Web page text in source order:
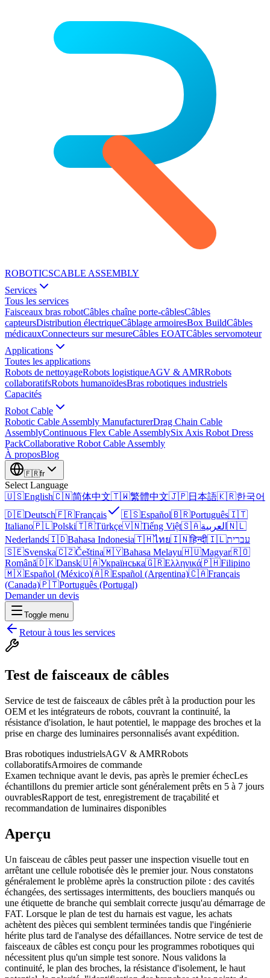
ROBOTICSCABLE ASSEMBLY
Services
Tous les services
Faisceaux bras robotCâbles chaîne porte-câblesCâbles
capteursDistribution électriqueCâblage armoiresBox BuildCâbles
médicauxConnecteurs sur mesureCâbles EOATCâbles servomoteur
Applications
Toutes les applications
Robots de nettoyageRobots logistiqueAGV & AMRRobots
collaboratifsRobots humanoïdesBras robotiques industriels
Capacités
Robot Cable
Robotic Cable Assembly ManufacturerDrag Chain Cable
AssemblyContinuous Flex Cable AssemblySix Axis Robot Dress
PackCollaborative Robot Cable Assembly
À proposBlog
🇫🇷fr
Select Language
🇺🇸English🇨🇳简体中文🇹🇼繁體中文🇯🇵日本語🇰🇷한국어
🇩🇪Deutsch🇫🇷Français 🇪🇸Español🇧🇷Português🇮🇹
Italiano🇵🇱Polski🇹🇷Türkçe🇻🇳Tiếng Việt🇸🇦العربية 🇳🇱
Nederlands🇮🇩Bahasa Indonesia🇹🇭ไทย🇮🇳हिन्दी🇮🇱עברית
🇸🇪Svenska🇨🇿Čeština🇲🇾Bahasa Melayu🇭🇺Magyar🇷🇴
Română🇩🇰Dansk🇺🇦Українська🇬🇷Ελληνικά🇵🇭Filipino
🇲🇽Español (México)🇦🇷Español (Argentina)🇨🇦Français
(Canada)🇵🇹Português (Portugal)
Demander un devis
Toggle menu
Retour à tous les services
Test de faisceaux de câbles
Service de test de faisceaux de câbles prêt à la production pour les
OEM et les intégrateurs de robots, couvrant la continuité, la
résistance d'isolation, le haut potentiel, le mappage des broches et la
prise en charge des luminaires personnalisés avant expédition.
Bras robotiques industrielsAGV & AMRRobots
collaboratifsArmoires de commande
Examen technique avant le devis, pas après le premier échecLes
échantillons du premier article sont généralement prêts en 5 à 7 jours
ouvrablesRapport de test, enregistrement de traçabilité et
recommandation de luminaires disponibles
Aperçu
Un faisceau de câbles peut passer une inspection visuelle tout en
arrêtant une cellule robotisée dès le premier jour. Nous constatons
généralement le problème après la construction pilote : des cavités
échangées, des sertissages intermittents, des boucliers manqués ou
une étiquette de branche qui semblait correcte jusqu'au démarrage de
FAT. Lorsque le plan de test du harnais est vague, les achats
achètent des pièces qui semblent terminées tandis que l'ingénierie
hérite plus tard de l'analyse des défaillances. Notre service de test de
faisceaux de câbles est conçu pour les programmes robotiques qui
nécessitent plus qu'un simple test sonore. Nous validons la
continuité, le plan des broches, la résistance d'isolement, le haut